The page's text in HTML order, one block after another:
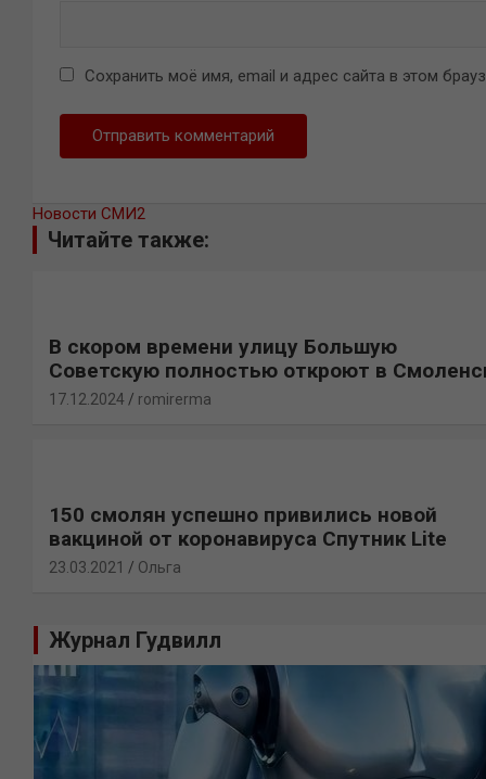
Сохранить моё имя, email и адрес сайта в этом
Новости СМИ2
Читайте также:
В скором времени улицу Большую
Советскую полностью откроют в
17.12.2024 romirerma
150 смолян успешно привились новой
вакциной от коронавируса Спутник Lite
23.03.2021 Ольга
Журнал Гудвилл